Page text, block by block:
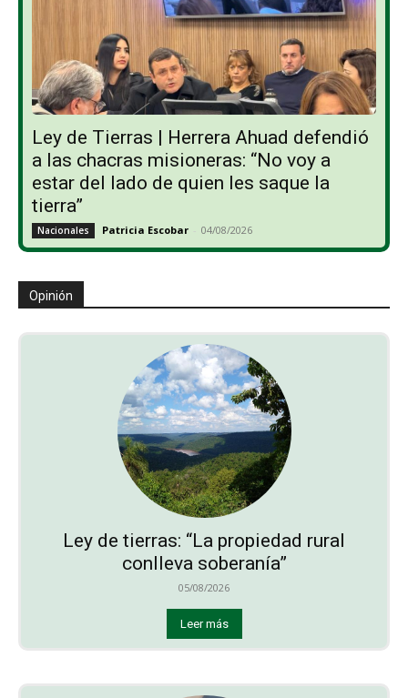
Ley de Tierras | Herrera Ahuad defendió
a las chacras misioneras: “No voy a
estar del lado de quien les saque la
tierra”
Nacionales Patricia Escobar - 04/08/2026
Opinión
Ley de tierras: “La propiedad rural
conlleva soberanía”
05/08/2026
Leer más